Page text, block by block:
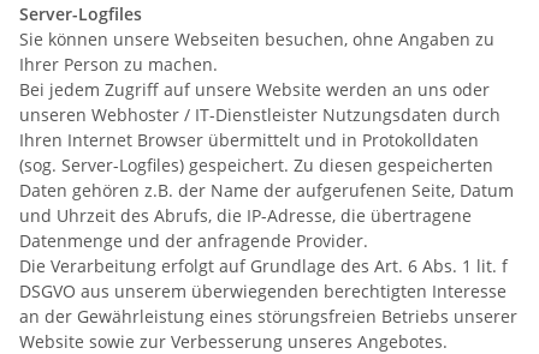
Server-Logfiles
Sie können unsere Webseiten besuchen, ohne Angaben zu
Ihrer Person zu machen.
Bei jedem Zugriff auf unsere Website werden an uns oder
unseren Webhoster / IT-Dienstleister Nutzungsdaten durch
Ihren Internet Browser übermittelt und in Protokolldaten
(sog. Server-Logfiles) gespeichert. Zu diesen gespeicherten
Daten gehören z.B. der Name der aufgerufenen Seite, Datum
und Uhrzeit des Abrufs, die IP-Adresse, die übertragene
Datenmenge und der anfragende Provider.
Die Verarbeitung erfolgt auf Grundlage des Art. 6 Abs. 1 lit. f
DSGVO aus unserem überwiegenden berechtigten Interesse
an der Gewährleistung eines störungsfreien Betriebs unserer
Website sowie zur Verbesserung unseres Angebotes.